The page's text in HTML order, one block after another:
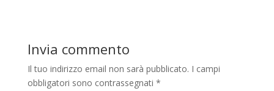
Invia commento
Il tuo indirizzo email non sarà pubblicato. I campi
obbligatori sono contrassegnati *